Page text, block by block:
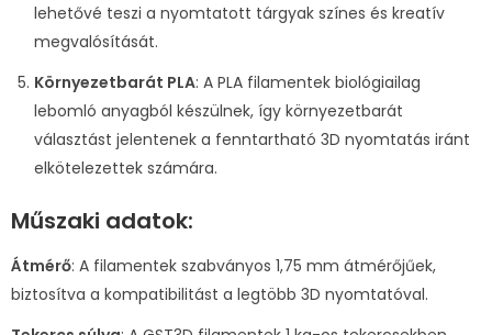
lehetővé teszi a nyomtatott tárgyak színes és kreatív
megvalósítását.
Környezetbarát PLA: A PLA filamentek biológiailag
lebomló anyagból készülnek, így környezetbarát
választást jelentenek a fenntartható 3D nyomtatás iránt
elkötelezettek számára.
Műszaki adatok:
Átmérő: A filamentek szabványos 1,75 mm átmérőjűek,
biztosítva a kompatibilitást a legtöbb 3D nyomtatóval.